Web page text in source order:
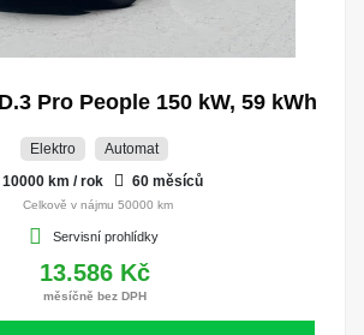
Pro People 150 kW, 59 kWh
Elektro
Automat
10000 km / rok
60 měsíců
Celkově v nájmu 50000 km
Servisní prohlídky
13.586 Kč
měsíčně bez DPH